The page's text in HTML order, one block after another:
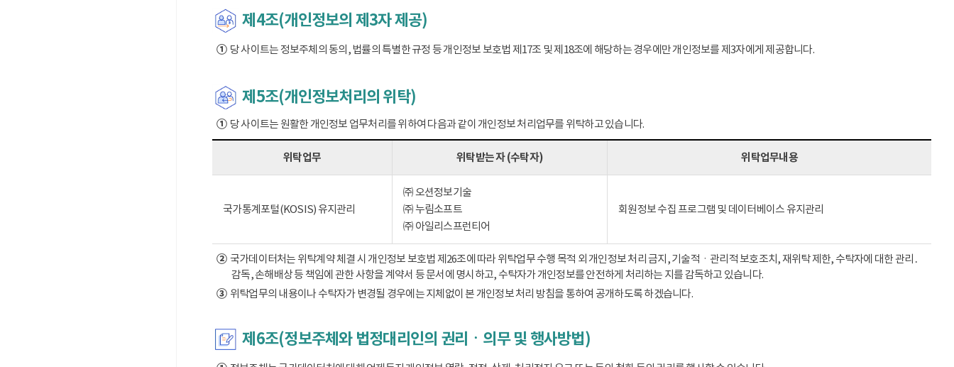
제4조(개인정보의 제3자 제공)
①당 사이트는 정보주체의 동의, 법률의 특별한 규정 등 개인정보 보호법 제17조 및 제18조에 해당하는 경우에만 개인정보를 제3자에게 제공합니다.
제5조(개인정보처리의 위탁)
①당 사이트는 원활한 개인정보 업무처리를 위하여 다음과 같이 개인정보 처리업무를 위탁하고 있습니다.
위탁업무 위탁받는 자 (수탁자) 위탁업무내용
국가통계포털(KOSIS) 유지관리
㈜ 오션정보기술
㈜ 누림소프트
㈜ 아일리스프런티어
회원정보 수집 프로그램 및 데이터베이스 유지관리
②국가데이터처는 위탁계약 체결 시 개인정보 보호법 제26조에 따라 위탁업무 수행 목적 외 개인정보 처리 금지, 기술적ㆍ관리적 보호조치, 재위탁 제한, 수탁자에 대한 관리․
감독, 손해배상 등 책임에 관한 사항을 계약서 등 문서에 명시하고, 수탁자가 개인정보를 안전하게 처리하는 지를 감독하고 있습니다.
③위탁업무의 내용이나 수탁자가 변경될 경우에는 지체없이 본 개인정보 처리 방침을 통하여 공개하도록 하겠습니다.
제6조(정보주체와 법정대리인의 권리ㆍ의무 및 행사방법)